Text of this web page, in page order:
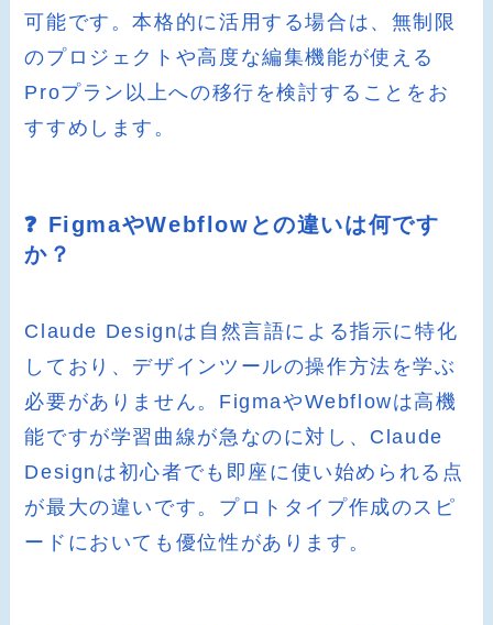
可能です。本格的に活用する場合は、無制限
のプロジェクトや高度な編集機能が使える
Proプラン以上への移行を検討することをお
すすめします。
❓ FigmaやWebflowとの違いは何です
か？
Claude Designは自然言語による指示に特化
しており、デザインツールの操作方法を学ぶ
必要がありません。FigmaやWebflowは高機
能ですが学習曲線が急なのに対し、Claude
Designは初心者でも即座に使い始められる点
が最大の違いです。プロトタイプ作成のスピ
ードにおいても優位性があります。